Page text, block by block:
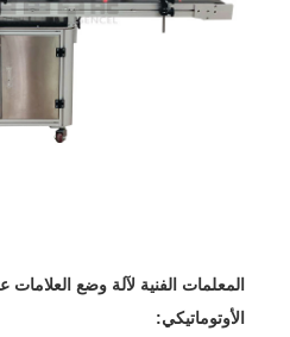
المعلمات الفنية لآلة وضع
الأوتوماتيكي: